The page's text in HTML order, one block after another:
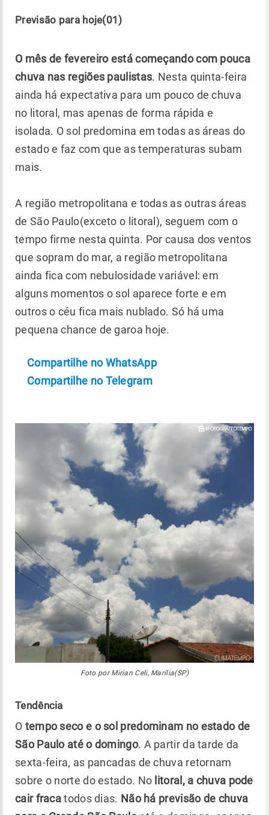
Previsão para hoje(01)
O mês de fevereiro está começando com pouca
chuva nas regiões paulistas. Nesta quinta-feira
ainda há expectativa para um pouco de chuva
no litoral, mas apenas de forma rápida e
isolada. O sol predomina em todas as áreas do
estado e faz com que as temperaturas subam
mais.
A região metropolitana e todas as outras áreas
de São Paulo(exceto o litoral), seguem com o
tempo firme nesta quinta. Por causa dos ventos
que sopram do mar, a região metropolitana
ainda fica com nebulosidade variável: em
alguns momentos o sol aparece forte e em
outros o céu fica mais nublado. Só há uma
pequena chance de garoa hoje.
Compartilhe no WhatsApp
Compartilhe no Telegram
Foto por Mirian Celi, Marília(SP)
Tendência
O tempo seco e o sol predominam no estado de
São Paulo até o domingo. A partir da tarde da
sexta-feira, as pancadas de chuva retornam
sobre o norte do estado. No litoral, a chuva pode
cair fracatodos dias. Não há previsão de chuva